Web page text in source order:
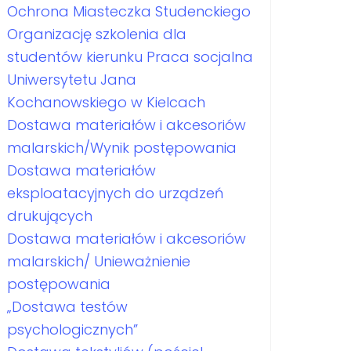
Ochrona Miasteczka Studenckiego
Organizację szkolenia dla
studentów kierunku Praca socjalna
Uniwersytetu Jana
Kochanowskiego w Kielcach
Dostawa materiałów i akcesoriów
malarskich/Wynik postępowania
Dostawa materiałów
eksploatacyjnych do urządzeń
drukujących
Dostawa materiałów i akcesoriów
malarskich/ Unieważnienie
postępowania
„Dostawa testów
psychologicznych”